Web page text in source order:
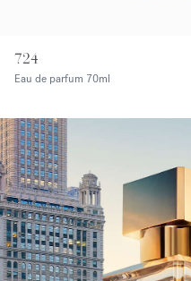
724
Eau de parfum 70ml